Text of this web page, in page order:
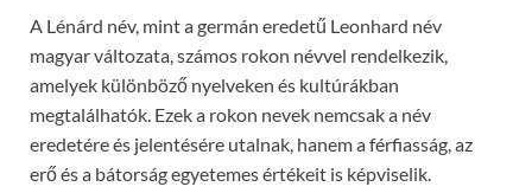
A Lénárd név, mint a germán eredetű Leonhard név
magyar változata, számos rokon névvel rendelkezik,
amelyek különböző nyelveken és kultúrákban
megtalálhatók. Ezek a rokon nevek nemcsak a név
eredetére és jelentésére utalnak, hanem a férfiasság, az
erő és a bátorság egyetemes értékeit is képviselik.